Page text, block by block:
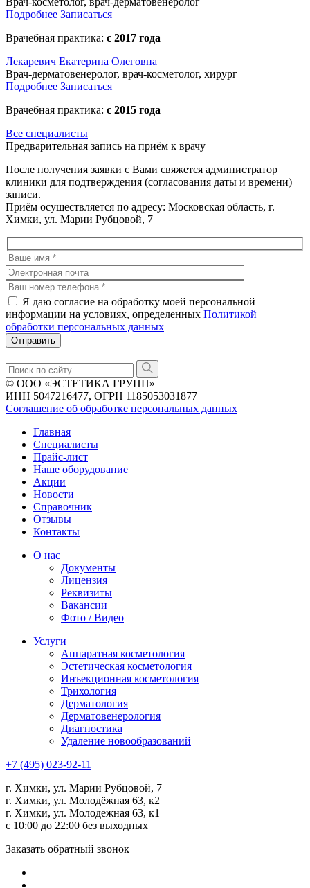
Подробнее Записаться
Врачебная практика: с 2017 года
Лекаревич Екатерина Олеговна
Врач-дерматовенеролог, врач-косметолог, хирург
Подробнее Записаться
Врачебная практика: с 2015 года
Все специалисты
Предварительная запись на приём к врачу
После получения заявки с Вами свяжется администратор
клиники для подтверждения (согласования даты и времени)
записи.
Приём осуществляется по адресу: Московская область, г.
Химки, ул. Марии Рубцовой, 7
Я даю согласие на обработку моей персональной
информации на условиях, определенных Политикой
обработки персональных данных
© ООО «ЭСТЕТИКА ГРУПП»
ИНН 5047216477, ОГРН 1185053031877
Соглашение об обработке персональных данных
Главная
Специалисты
Прайс-лист
Наше оборудование
Акции
Новости
Справочник
Отзывы
Контакты
О нас
Документы
Лицензия
Реквизиты
Вакансии
Фото / Видео
Услуги
Аппаратная косметология
Эстетическая косметология
Инъекционная косметология
Трихология
Дермато­логия
Дерматовенерология
Диагностика
Удаление новообразований
+7 (495) 023-92-11
г. Химки, ул. Марии Рубцовой, 7
г. Химки, ул. Молодёжная 63, к2
г. Химки, ул. Молодежная 63, к1
с 10:00 до 22:00 без выходных
Заказать обратный звонок